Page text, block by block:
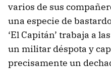
varios de sus
una especie de
‘El Capitán’ trabaja a
un militar déspota y
precisamente un